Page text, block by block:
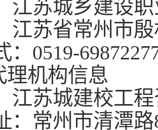
江苏城乡建设
江苏省常州市
0519-
理机构信息
江苏城建校工
常州市清潭路